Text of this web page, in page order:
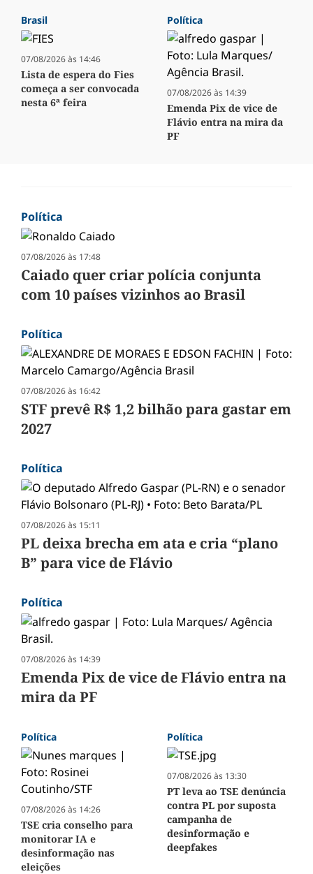
Brasil
07/08/2026 às 14:46
Lista de espera do Fies
começa a ser convocada
nesta 6ª feira
Política
07/08/2026 às 14:39
Emenda Pix de vice de
Flávio entra na mira da
PF
Política
07/08/2026 às 17:48
Caiado quer criar polícia conjunta
com 10 países vizinhos ao Brasil
Política
07/08/2026 às 16:42
STF prevê R$ 1,2 bilhão para gastar em
2027
Política
07/08/2026 às 15:11
PL deixa brecha em ata e cria “plano
B” para vice de Flávio
Política
07/08/2026 às 14:39
Emenda Pix de vice de Flávio entra na
mira da PF
Política
07/08/2026 às 14:26
TSE cria conselho para
monitorar IA e
desinformação nas
eleições
Política
07/08/2026 às 13:30
PT leva ao TSE denúncia
contra PL por suposta
campanha de
desinformação e
deepfakes